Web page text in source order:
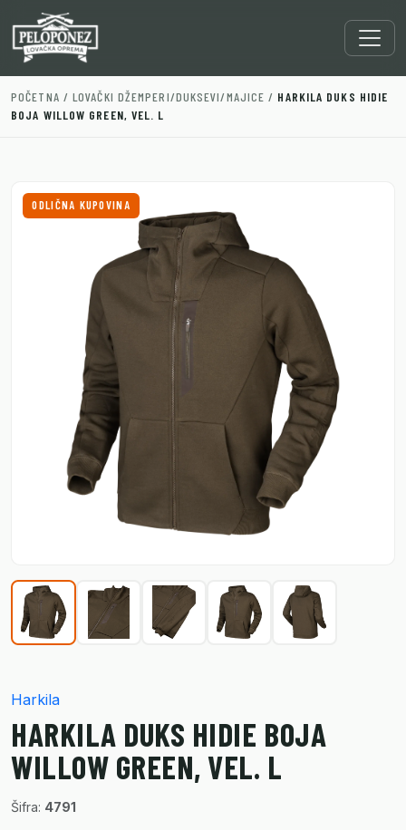
POČETNA /LOVAČKI DŽEMPERI/DUKSEVI/MAJICE / HARKILA DUKS HIDIE
BOJA WILLOW GREEN, VEL. L
ODLIČNA KUPOVINA
Harkila
HARKILA DUKS HIDIE BOJA
WILLOW GREEN, VEL. L
Šifra: 4791